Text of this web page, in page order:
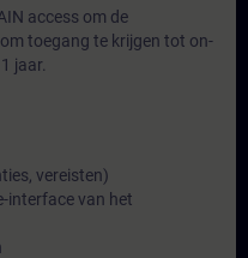
access om de
toegang te krijgen tot on-
jaar.
vereisten)
interface van het